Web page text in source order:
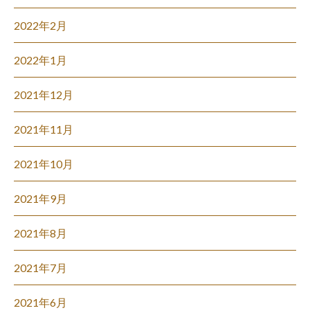
2022年2月
2022年1月
2021年12月
2021年11月
2021年10月
2021年9月
2021年8月
2021年7月
2021年6月